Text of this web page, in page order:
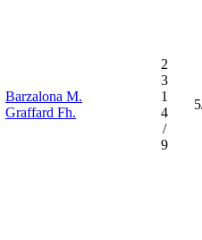
Barzalona M.
Graffard Fh.
2
3
1
4
/
9